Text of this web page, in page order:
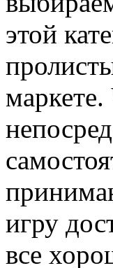
этой
игру
все